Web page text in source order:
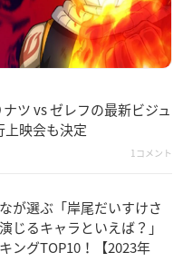
ツ vs ゼレフの最新ビジュ
映会も決定
1コメント
が選ぶ「岸尾だいすけさ
じるキャラといえば？」
ングTOP10！【2023年